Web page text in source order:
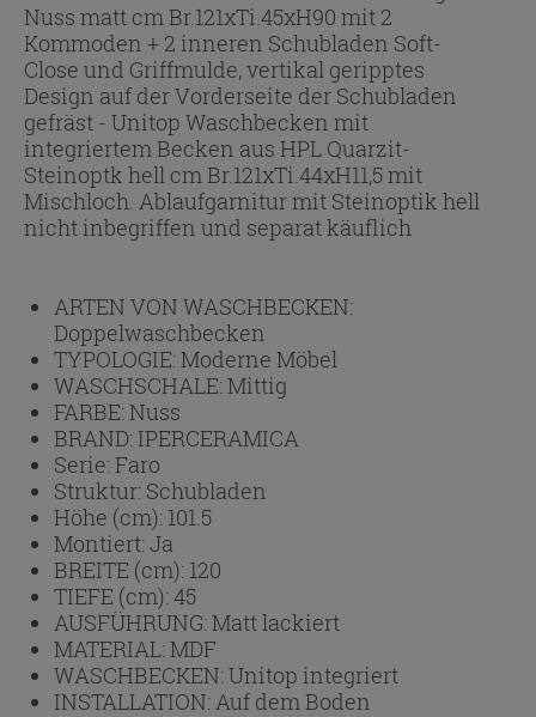
Nuss matt cm Br.121xTi.45xH90 mit 2
Kommoden + 2 inneren Schubladen Soft-
Close und Griffmulde, vertikal geripptes
Design auf der Vorderseite der Schubladen
gefräst - Unitop Waschbecken mit
integriertem Becken aus HPL Quarzit-
Steinoptk hell cm Br.121xTi.44xH11,5 mit
Mischloch. Ablaufgarnitur mit Steinoptik hell
nicht inbegriffen und separat käuflich
ARTEN VON WASCHBECKEN:
Doppelwaschbecken
TYPOLOGIE:Moderne Möbel
WASCHSCHALE:Mittig
FARBE:Nuss
BRAND: IPERCERAMICA
Serie:Faro
Struktur: Schubladen
Höhe (cm): 101.5
Montiert:Ja
BREITE (cm): 120
TIEFE (cm):45
AUSFÜHRUNG:Matt lackiert
MATERIAL:MDF
WASCHBECKEN:Unitop integriert
INSTALLATION:Auf dem Boden